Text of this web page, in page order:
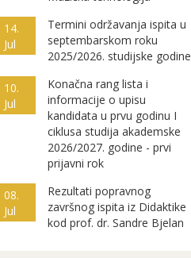
14.
Jul
Termini održavanja ispita u
septembarskom roku
2025/2026. studijske godine
10.
Jul
Konačna rang lista i
informacije o upisu
kandidata u prvu godinu I
ciklusa studija akademske
2026/2027. godine - prvi
prijavni rok
08.
Jul
Rezultati popravnog
završnog ispita iz Didaktike
kod prof. dr. Sandre Bjelan